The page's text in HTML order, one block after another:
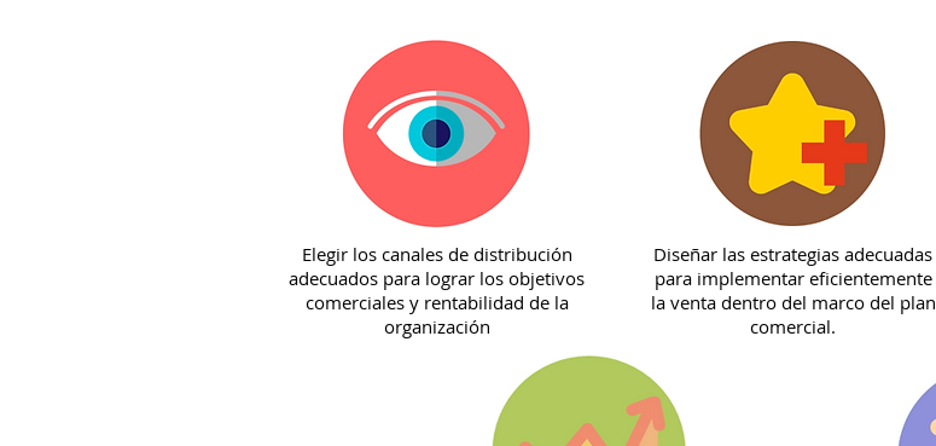
Elegir los canales de distribución
adecuados para lograr los objetivos
comerciales y rentabilidad de la
organización
Diseñar las estrategias adecuadas
para implementar eficientemente
la venta dentro del marco del plan
comercial.